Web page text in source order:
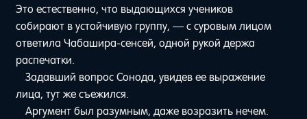
Это естественно, что выдающихся учеников
собирают в устойчивую группу, — с суровым лицом
ответила Чабашира-сенсей, одной рукой держа
распечатки.
Задавший вопрос Сонода, увидев ее выражение
лица, тут же съежился.
Аргумент был разумным, даже возразить нечем.